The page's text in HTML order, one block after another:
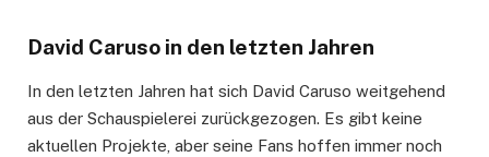
David Caruso in den letzten Jahren
In den letzten Jahren hat sich David Caruso weitgehend
aus der Schauspielerei zurückgezogen. Es gibt keine
aktuellen Projekte, aber seine Fans hoffen immer noch